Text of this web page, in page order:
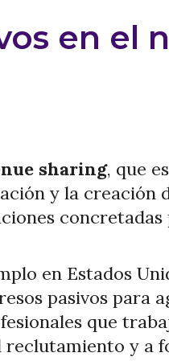
en el
sharing, que
y la creación
en Estados
pasivos para
que
y a